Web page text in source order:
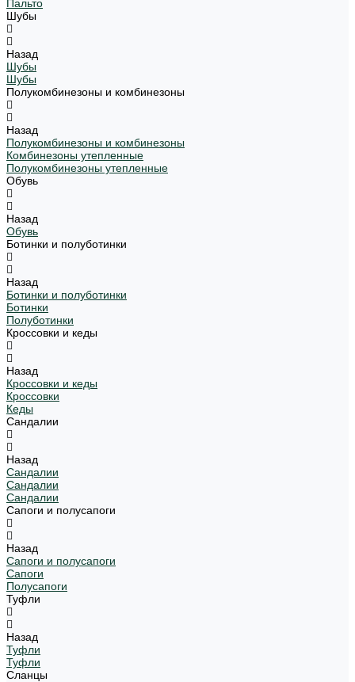
Пальто
Шубы
Назад
Шубы
Шубы
Полукомбинезоны и комбинезоны
Назад
Полукомбинезоны и комбинезоны
Комбинезоны утепленные
Полукомбинезоны утепленные
Обувь
Назад
Обувь
Ботинки и полуботинки
Назад
Ботинки и полуботинки
Ботинки
Полуботинки
Кроссовки и кеды
Назад
Кроссовки и кеды
Кроссовки
Кеды
Сандалии
Назад
Сандалии
Сандалии
Сандалии
Сапоги и полусапоги
Назад
Сапоги и полусапоги
Сапоги
Полусапоги
Туфли
Назад
Туфли
Туфли
Сланцы